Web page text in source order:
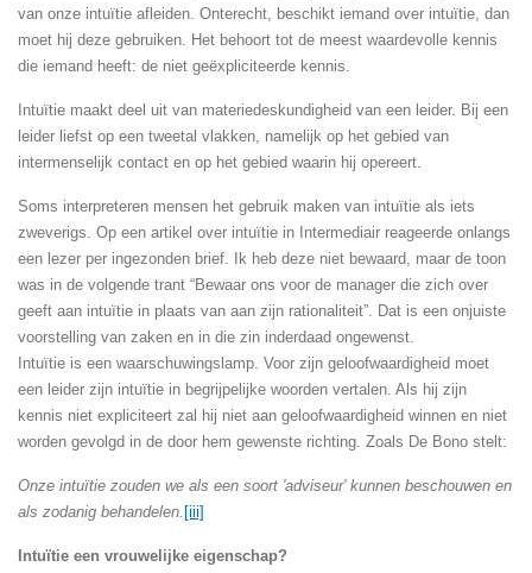
van onze intuïtie afleiden. Onterecht, beschikt iemand over intuïtie, dan
moet hij deze gebruiken. Het behoort tot de meest waardevolle kennis
die iemand heeft: de niet geëxpliciteerde kennis.
Intuïtie maakt deel uit van materiedeskundigheid van een leider. Bij een
leider liefst op een tweetal vlakken, namelijk op het gebied van
intermenselijk contact en op het gebied waarin hij opereert.
Soms interpreteren mensen het gebruik maken van intuïtie als iets
zweverigs. Op een artikel over intuïtie in Intermediair reageerde onlangs
een lezer per ingezonden brief. Ik heb deze niet bewaard, maar de toon
was in de volgende trant “Bewaar ons voor de manager die zich over
geeft aan intuïtie in plaats van aan zijn rationaliteit”. Dat is een onjuiste
voorstelling van zaken en in die zin inderdaad ongewenst.
Intuïtie is een waarschuwingslamp. Voor zijn geloofwaardigheid moet
een leider zijn intuïtie in begrijpelijke woorden vertalen. Als hij zijn
kennis niet expliciteert zal hij niet aan geloofwaardigheid winnen en niet
worden gevolgd in de door hem gewenste richting. Zoals De Bono stelt:
Onze intuïtie zouden we als een soort 'adviseur' kunnen beschouwen en
als zodanig behandelen. [iii]
Intuïtie een vrouwelijke eigenschap?